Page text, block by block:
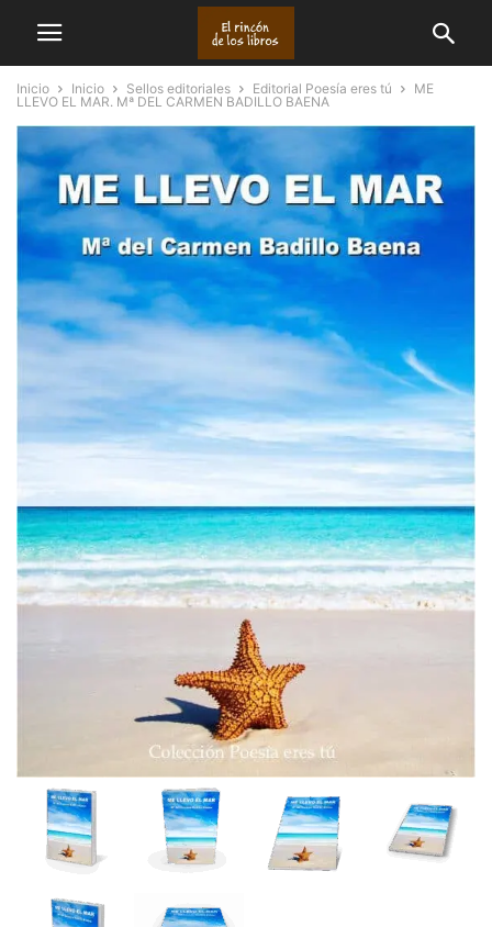
Inicio Inicio Sellos editoriales Editorial Poesía eres tú
ME
LLEVO EL MAR. Mª DEL CARMEN BADILLO BAENA